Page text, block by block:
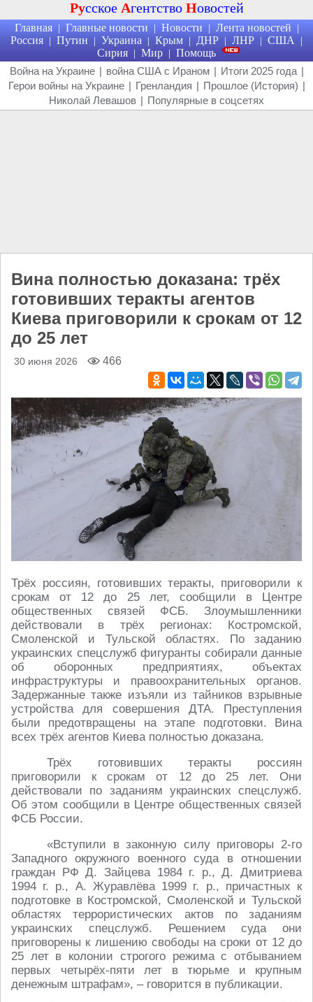
Русское Агентство Новостей
Главная | Главные новости | Новости | Лента новостей |
Россия | Путин | Украина | Крым | ДНР | ЛНР | США |
Сирия | Мир | Помощь
Война на Украине | война США с Ираном | Итоги 2025 года |
Герои войны на Украине | Гренландия | Прошлое (История) |
Николай Левашов | Популярные в соцсетях
Вина полностью доказана: трёх
готовивших теракты агентов
Киева приговорили к срокам от 12
до 25 лет
30 июня 2026 466
Трёх россиян, готовивших теракты, приговорили к
срокам от 12 до 25 лет, сообщили в Центре
общественных связей ФСБ. Злоумышленники
действовали в трёх регионах: Костромской,
Смоленской и Тульской областях. По заданию
украинских спецслужб фигуранты собирали данные
об оборонных предприятиях, объектах
инфраструктуры и правоохранительных органов.
Задержанные также изъяли из тайников взрывные
устройства для совершения ДТА. Преступления
были предотвращены на этапе подготовки. Вина
всех трёх агентов Киева полностью доказана.
Трёх готовивших теракты россиян
приговорили к срокам от 12 до 25 лет. Они
действовали по заданиям украинских спецслужб.
Об этом сообщили в Центре общественных связей
ФСБ России.
«Вступили в законную силу приговоры 2-го
Западного окружного военного суда в отношении
граждан РФ Д. Зайцева 1984 г. р., Д. Дмитриева
1994 г. р., А. Журавлёва 1999 г. р., причастных к
подготовке в Костромской, Смоленской и Тульской
областях террористических актов по заданиям
украинских спецслужб. Решением суда они
приговорены к лишению свободы на сроки от 12 до
25 лет в колонии строгого режима с отбыванием
первых четырёх-пяти лет в тюрьме и крупным
денежным штрафам», – говорится в публикации.